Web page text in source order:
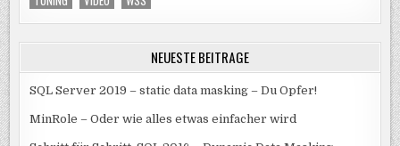
NEUESTE BEITRÄGE
SQL Server 2019 – static data masking – Du Opfer!
MinRole – Oder wie alles etwas einfacher wird